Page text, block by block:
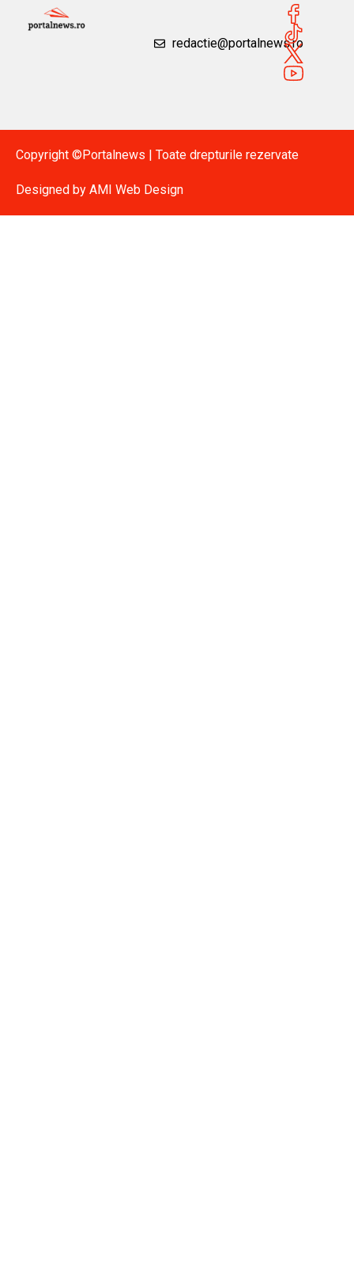
redactie@portalnews.ro
Copyright ©Portalnews | Toate drepturile rezervate
Designed by AMI Web Design